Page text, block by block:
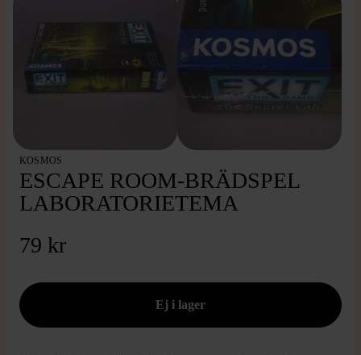
KOSMOS
ESCAPE ROOM-BRÄDSPEL
LABORATORIETEMA
79 kr